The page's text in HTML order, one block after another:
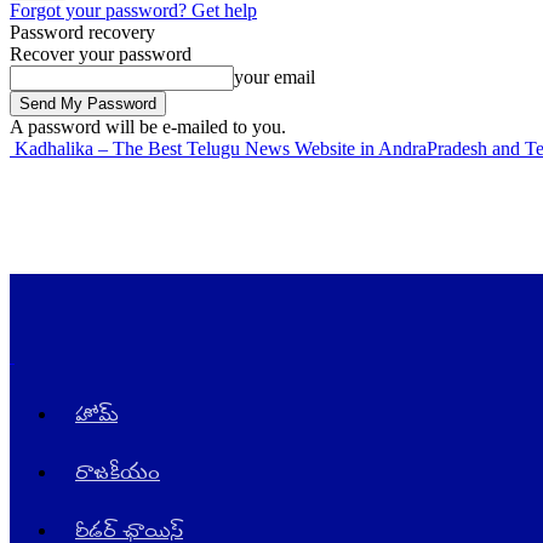
Forgot your password? Get help
Password recovery
Recover your password
your email
A password will be e-mailed to you.
Kadhalika – The Best Telugu News Website in AndraPradesh and
హోమ్
రాజ‌కీయం
రీడర్ ఛాయిస్